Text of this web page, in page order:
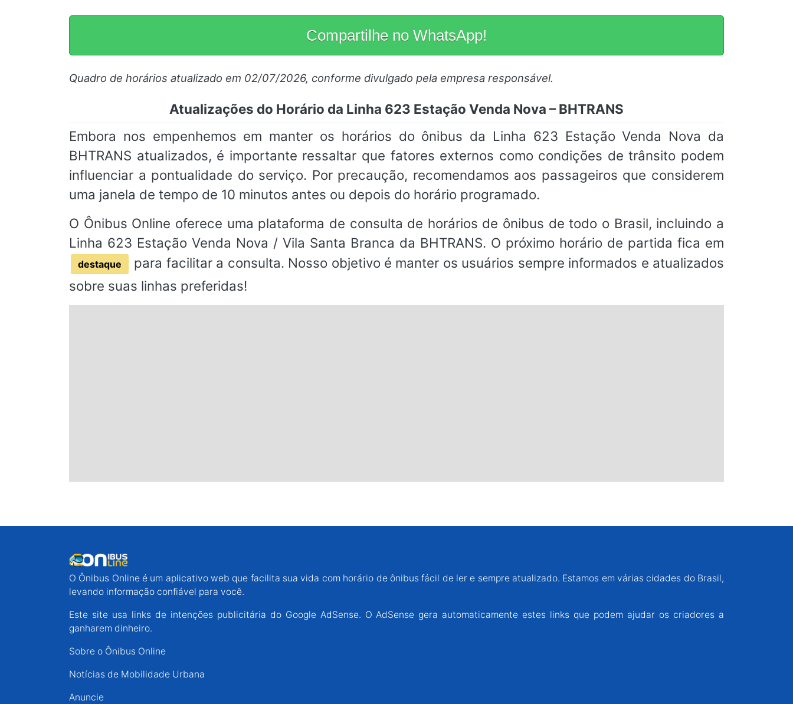
Compartilhe no WhatsApp!
Quadro de horários atualizado em 02/07/2026, conforme divulgado pela empresa responsável.
Atualizações do Horário da Linha 623 Estação Venda Nova – BHTRANS
Embora nos empenhemos em manter os horários do ônibus da Linha 623 Estação Venda Nova da
BHTRANS atualizados, é importante ressaltar que fatores externos como condições de trânsito podem
influenciar a pontualidade do serviço. Por precaução, recomendamos aos passageiros que considerem
uma janela de tempo de 10 minutos antes ou depois do horário programado.
O Ônibus Online oferece uma plataforma de consulta de horários de ônibus de todo o Brasil, incluindo a
Linha 623 Estação Venda Nova / Vila Santa Branca da BHTRANS. O próximo horário de partida fica em
destaque
para facilitar a consulta. Nosso objetivo é manter os usuários sempre informados e atualizados
sobre suas linhas preferidas!
O Ônibus Online é um aplicativo web que facilita sua vida com horário de ônibus fácil de ler e sempre atualizado. Estamos em várias cidades do Brasil,
levando informação confiável para você.
Este site usa links de intenções publicitária do Google AdSense. O AdSense gera automaticamente estes links que podem ajudar os criadores a
ganharem dinheiro.
Sobre o Ônibus Online
Notícias de Mobilidade Urbana
Anuncie